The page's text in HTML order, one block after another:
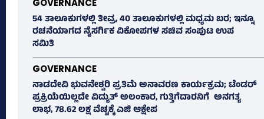
GOVERNANCE
54 ತಾಲೂಕುಗಳಲ್ಲಿ ತೀವ್ರ, 40 ತಾಲೂಕುಗಳಲ್ಲಿ ಮಧ್ಯಮ ಬರ; ಇನ್ನೂ
ರಚನೆಯಾಗದ ನೈಸರ್ಗಿಕ ವಿಕೋಪಗಳ ಸಚಿವ ಸಂಪುಟ ಉಪ
ಸಮಿತಿ
GOVERNANCE
ನಾಡದೇವಿ ಭುವನೇಶ್ವರಿ ಪ್ರತಿಮೆ ಅನಾವರಣ ಕಾರ್ಯಕ್ರಮ; ಟೆಂಡರ್
ಪ್ರಕ್ರಿಯೆಯಿಲ್ಲದೇ ವಿದ್ಯುತ್‌ ಅಲಂಕಾರ, ಗುತ್ತಿಗೆದಾರನಿಗೆ ಅನಗತ್ಯ
ಲಾಭ, 78.62 ಲಕ್ಷ ವೆಚ್ಚಕ್ಕೆ ಎಜಿ ಆಕ್ಷೇಪ